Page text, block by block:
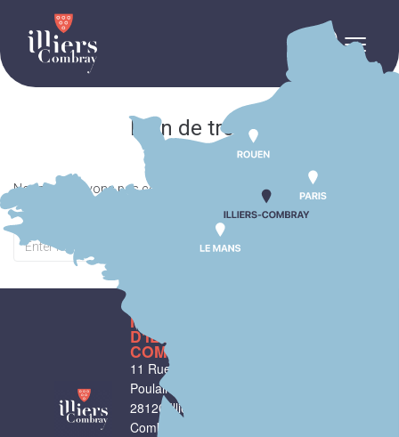
Rien de trouvé
Nous ne trouvons pas ce que vous cherchez. Merci d’effectuer une
recherche.
MAIRIE
D'ILLIERS-
COMBRAY
11 Rue Philebert
Poulain
28120 Illiers-
Combray